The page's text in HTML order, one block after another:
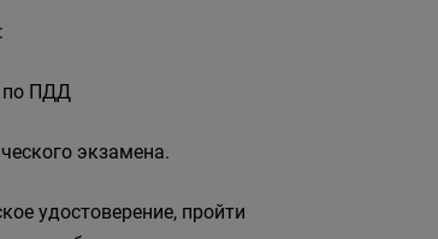
по ПДД
экзамена.
удостоверение, пройти